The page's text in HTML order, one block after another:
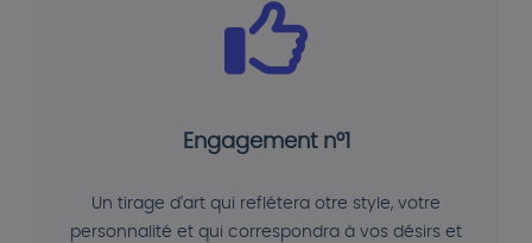
Engagement n°1
Un tirage d'art qui reflétera otre style, votre
personnalité et qui correspondra à vos désirs et